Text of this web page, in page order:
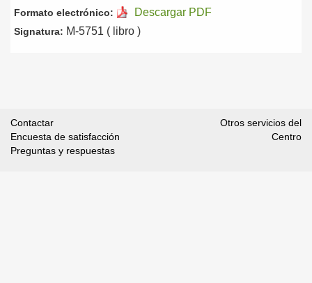
Formato electrónico: Descargar PDF
Signatura: M-5751 ( libro )
Contactar
Encuesta de satisfacción
Preguntas y respuestas
Otros servicios del
Centro